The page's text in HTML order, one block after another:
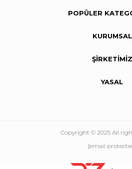
POPÜLER
KURUMSAL
ŞİRKETİMİZ
YASAL
Copyright © 2025 All
[email